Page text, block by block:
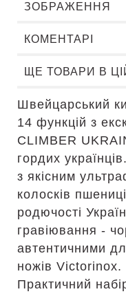
ЗОБРАЖЕННЯ
КОМЕНТАРІ
ЩЕ ТОВАРИ В ЦІЙ
Швейцарський
14 функцій з
CLIMBER
гордих
з якісним
колосків
родючості
гравіювання -
автентичними
ножів Victorinox.
Практичний